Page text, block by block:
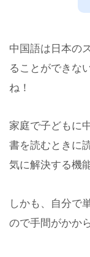
中国語は日本の
ることができな
ね！
家庭で子どもに
書を読むときに
気に解決する機
しかも、自分で
ので手間がかか